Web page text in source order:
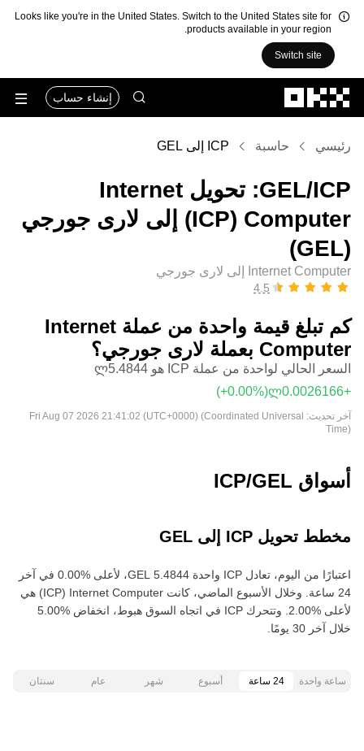
Looks like you're in the United States. Switch to the United States site for
products available in your region.
Switch site
إنشاء حساب
رئيسي حاسبة ICP إلى GEL
‏ICP/‏GEL: تحويل ‏Internet
Computer (‏ICP) إلى ‏لارى جورجي
(‏GEL)
Internet Computer إلى لارى جورجي
كم تبلغ قيمة واحدة من عملة ‏Internet
Computer بعملة ‏لارى جورجي؟
السعر الحالي لواحدة من عملة ICP هو ‏‎‏‎5.4844‏‏ლ‏
(‏‎+0.00‎%‎‏)
آخر تحديث: Fri Aug 07 2026 21:41:02 (UTC+0000) (Coordinated Universal
Time)
أسواق ICP/GEL
مخطط تحويل ICP إلى GEL
اعتبارًا من اليوم، تعادل ICP واحدة ‏‎‏‎5.4844‏‏ GEL‏، لأعلى‏ ‏‎0.00‎%‎‏ في آخر
24 ساعة. وخلال الأسبوع الماضي، كانت Internet Computer‏ (ICP) هي
خلال آخر 30 يومًا.
ساعة واحدة 24 ساعة أسبوع شهر عام سنتان